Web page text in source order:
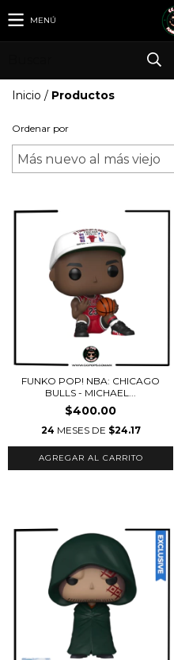
MENÚ
Inicio / Productos
Ordenar por
FUNKO POP! NBA: CHICAGO
BULLS - MICHAEL...
$400.00
24 MESES DE $24.17